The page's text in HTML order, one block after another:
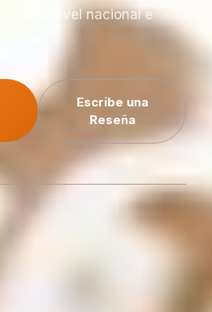
a nivel nacional e
Escribe una
Reseña